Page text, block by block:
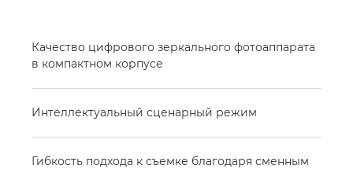
Качество цифрового зеркального фотоаппарата
в компактном корпусе
Интеллектуальный сценарный режим
Гибкость подхода к съемке благодаря сменным